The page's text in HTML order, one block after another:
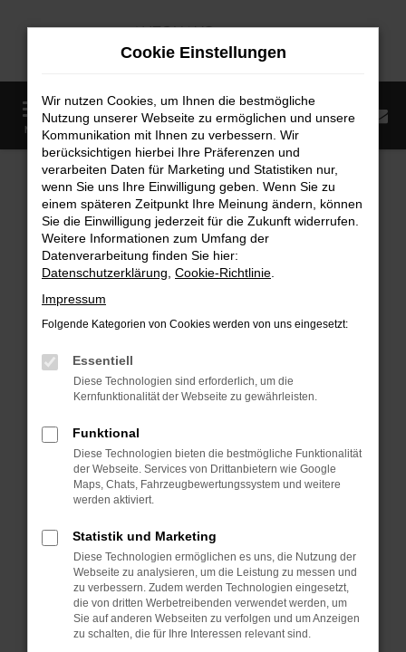
Zum
MENÜ
Startseite Fahrzeugangebote Fahrzeugmarkt
Fahrzeugmarkt
Fehler: Network Error
Beim Laden ist ein Fehler aufgetreten.
Hier sind ein paar Tipps, die dir helfen können:
Überprüfe deine Firewall und deine
Internetverbindung.
deine Suchmaschine?
Prüfe deine Browsererweiterungen.
Manche Erweiterungen, wie Werbeblocker,
können das Laden bestimmter Seiten
anderen Browser oder in einem privaten
Fenster?
Starte dein Gerät neu.
Das kann manchmal helfen,
vorübergehende Probleme zu beheben.
Cookie Einstellungen
Wir nutzen Cookies, um Ihnen die bestmögliche
Nutzung unserer Webseite zu ermöglichen und unsere
Kommunikation mit Ihnen zu verbessern. Wir
berücksichtigen hierbei Ihre Präferenzen und
verarbeiten Daten für Marketing und Statistiken nur,
wenn Sie uns Ihre Einwilligung geben. Wenn Sie zu
einem späteren Zeitpunkt Ihre Meinung ändern, können
Sie die Einwilligung jederzeit für die Zukunft widerrufen.
Weitere Informationen zum Umfang der
Datenverarbeitung finden Sie hier:
Datenschutzerklärung Cookie-Richtlinie
Impressum
Folgende Kategorien von Cookies werden von uns eingesetzt:
Essentiell
Diese Technologien sind erforderlich, um die
Kernfunktionalität der Webseite zu gewährleisten.
Funktional
Diese Technologien bieten die bestmögliche Funktionalität
der Webseite. Services von Drittanbietern wie Google
Maps, Chats, Fahrzeugbewertungssystem und weitere
werden aktiviert.
Statistik und Marketing
Diese Technologien ermöglichen es uns, die Nutzung der
Webseite zu analysieren, um die Leistung zu messen und
zu verbessern. Zudem werden Technologien eingesetzt,
die von dritten Werbetreibenden verwendet werden, um
Sie auf anderen Webseiten zu verfolgen und um Anzeigen
zu schalten, die für Ihre Interessen relevant sind.